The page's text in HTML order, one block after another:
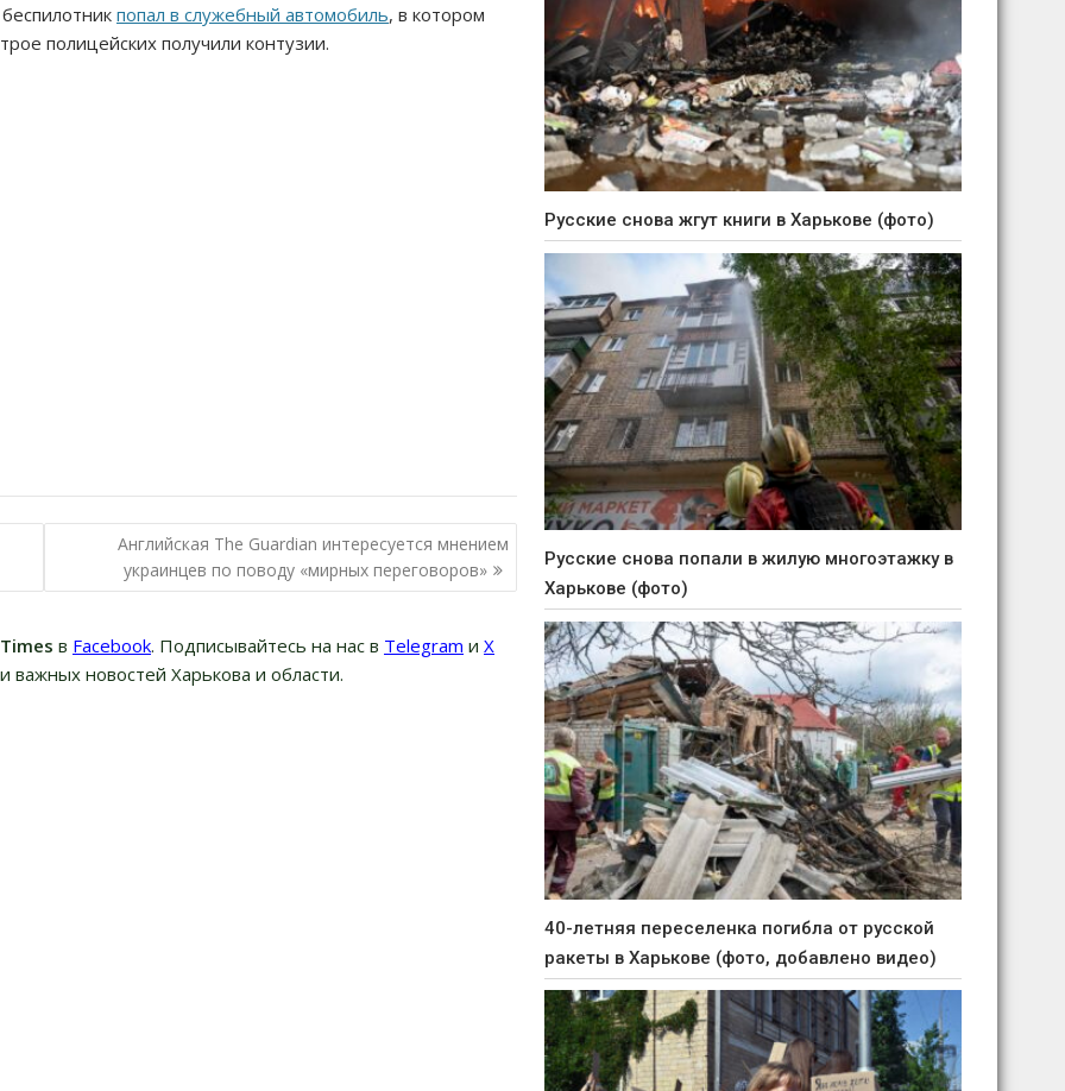
попал в служебный автомобиль, в котором
полицейских получили контузии.
Английская The Guardian интересуется мнением
украинцев по поводу «мирных переговоров»
в Facebook. Подписывайтесь на нас в Telegram и Х
новостей Харькова и области.
Русские снова жгут книги в Харькове (фото)
Русские снова попали в жилую многоэтажку в
Харькове (фото)
40-летняя переселенка погибла от русской
ракеты в Харькове (фото, добавлено видео)